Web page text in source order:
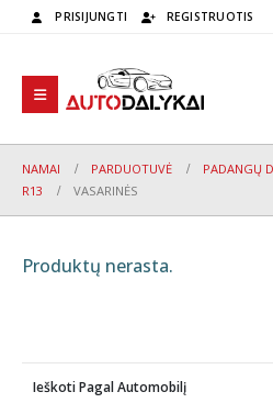
PRISIJUNGTI REGISTRUOTIS
NAMAI PARDUOTUVĖ PADANGŲ
R13
VASARINĖS
Produktų nerasta.
Ieškoti Pagal Automobilį